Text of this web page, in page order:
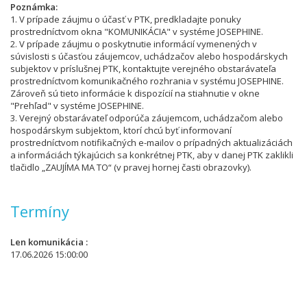
Poznámka
1. V prípade záujmu o účasť v PTK, predkladajte ponuky
prostredníctvom okna "KOMUNIKÁCIA" v systéme JOSEPHINE.
2. V prípade záujmu o poskytnutie informácií vymenených v
súvislosti s účasťou záujemcov, uchádzačov alebo hospodárskych
subjektov v príslušnej PTK, kontaktujte verejného obstarávateľa
prostredníctvom komunikačného rozhrania v systému JOSEPHINE.
Zároveň sú tieto informácie k dispozícií na stiahnutie v okne
"Prehľad" v systéme JOSEPHINE.
3. Verejný obstarávateľ odporúča záujemcom, uchádzačom alebo
hospodárskym subjektom, ktorí chcú byť informovaní
prostredníctvom notifikačných e-mailov o prípadných aktualizáciách
a informáciách týkajúcich sa konkrétnej PTK, aby v danej PTK zaklikli
tlačidlo „ZAUJÍMA MA TO“ (v pravej hornej časti obrazovky).
Termíny
Len komunikácia
17.06.2026 15:00:00